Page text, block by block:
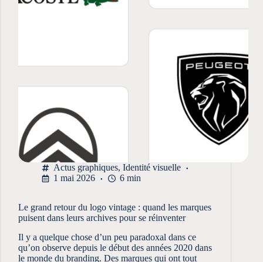
Actus graphiques, Identité visuelle
1 mai 2026
6 min
Le grand retour du logo vintage : quand les marques
puisent dans leurs archives pour se réinventer
Il y a quelque chose d’un peu paradoxal dans ce
qu’on observe depuis le début des années 2020 dans
le monde du branding. Des marques qui ont tout